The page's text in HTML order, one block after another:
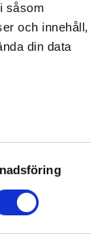
såsom
och innehåll,
din data
kan ändra